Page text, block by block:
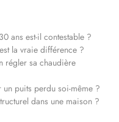
ans est-il contestable ?
la vraie différence ?
régler sa chaudière
puits perdu soi-même ?
dans une maison ?